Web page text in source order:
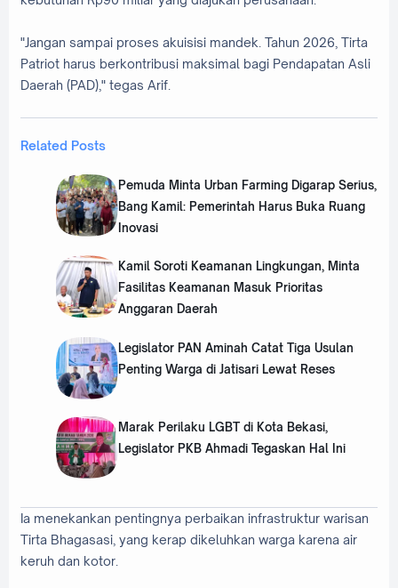
"Jangan sampai proses akuisisi mandek. Tahun 2026, Tirta
Patriot harus berkontribusi maksimal bagi Pendapatan Asli
Daerah (PAD)," tegas Arif.
Related Posts
Pemuda Minta Urban Farming Digarap Serius,
Bang Kamil: Pemerintah Harus Buka Ruang
Inovasi
‎Kamil Soroti Keamanan Lingkungan, Minta
Fasilitas Keamanan Masuk Prioritas
Anggaran Daerah
Legislator PAN Aminah Catat Tiga Usulan
Penting Warga di Jatisari Lewat Reses
Marak Perilaku LGBT di Kota Bekasi,
Legislator PKB Ahmadi Tegaskan Hal Ini
Ia menekankan pentingnya perbaikan infrastruktur warisan
Tirta Bhagasasi, yang kerap dikeluhkan warga karena air
keruh dan kotor.